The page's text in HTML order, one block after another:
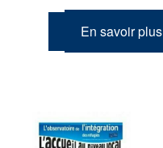
En savoir plus